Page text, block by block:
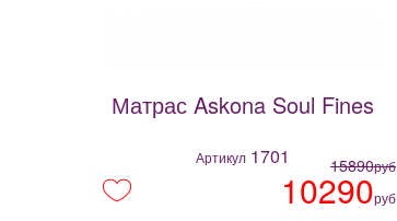
Матрас Askona Soul Fines
Артикул 1701 15890руб
10290руб